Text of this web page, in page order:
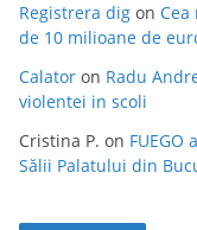
Registrera dig on
de 10 milioane de
Calator on Radu
violentei in scoli
Cristina P. on FUEGO
Sălii Palatului din